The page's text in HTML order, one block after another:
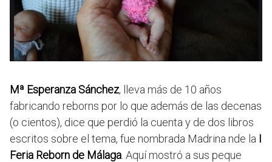
Mª Esperanza Sánchez, lleva más de 10 años
fabricando reborns por lo que además de las decenas
(o cientos), dice que perdió la cuenta y de dos libros
escritos sobre el tema, fue nombrada Madrina nde la I
Feria Reborn de Málaga . Aquí mostró a sus peque